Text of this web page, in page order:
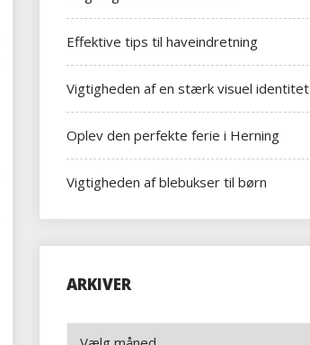
Effektive tips til haveindretning
Vigtigheden af en stærk visuel identitet
Oplev den perfekte ferie i Herning
Vigtigheden af blebukser til børn
ARKIVER